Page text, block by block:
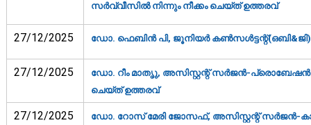
സര്‍വ്വീസില്‍ നിന്നും നീക്കം ചെയ്ത് ഉത്തരവ്‌
27/12/2025 ഡോ. ഫെബിന്‍ പി, ജൂനിയര്‍
27/12/2025
ഡോ. റീം മാതൃു, അസിസ്റ്റന്റ് സര്‍ജന്‍-പ്രൊബേഷന്‍
ചെയ്ത് ഉത്തരവ്‌
27/12/2025 ഡോ. റോസ് മേരി ജോസഫ്, അസിസ്റ്റന്റ് സര്‍ജന്‍-